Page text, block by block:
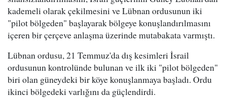
kademeli olarak çekilmesini ve Lübnan ordusunun iki
"pilot bölgeden" başlayarak bölgeye konuşlandırılmasını
içeren bir çerçeve anlaşma üzerinde mutabakata varmıştı.
Lübnan ordusu, 21 Temmuz'da dış kesimleri İsrail
ordusunun kontrolünde bulunan ve ilk iki "pilot bölgeden"
biri olan güneydeki bir köye konuşlanmaya başladı. Ordu
ikinci bölgedeki varlığını da güçlendirdi.